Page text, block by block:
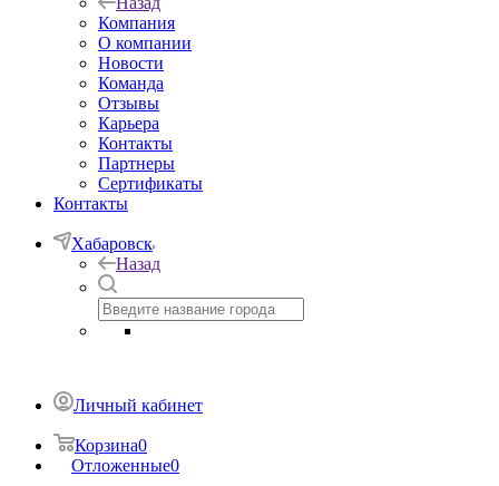
Компания
О компании
Новости
Команда
Отзывы
Карьера
Контакты
Партнеры
Сертификаты
Контакты
Хабаровск
Назад
Личный кабинет
Корзина0
Отложенные0